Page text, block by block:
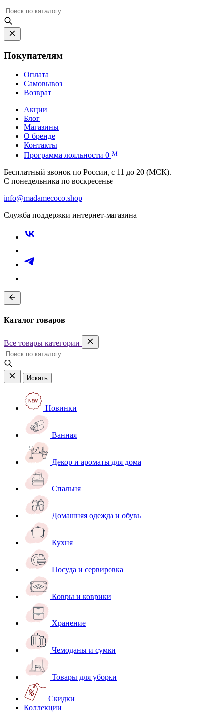
Покупателям
Оплата
Самовывоз
Возврат
Акции
Блог
Магазины
О бренде
Контакты
Программа лояльности 0
Бесплатный звонок по России, с 11 до 20 (МСК).
С понедельника по воскресенье
info@madamecoco.shop
Служба поддержки интернет-магазина
Каталог товаров
Все товары категории
Искать
Новинки
Ванная
Декор и ароматы для дома
Спальня
Домашняя одежда и обувь
Кухня
Посуда и сервировка
Ковры и коврики
Хранение
Чемоданы и сумки
Товары для уборки
Скидки
Коллекции